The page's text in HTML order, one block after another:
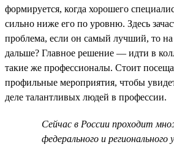
формируется, когда хорошего
сильно ниже его по уровню. Здесь
проблема, если он самый лучший, то на
дальше? Главное решение — идти в
такие же профессионалы. Стоит
профильные мероприятия, чтобы
деле талантливых людей в профессии.
Сейчас в России проходит
федерального и